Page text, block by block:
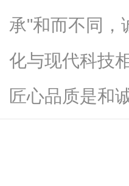
承"和而不同，
化与现代科技
匠心品质是和